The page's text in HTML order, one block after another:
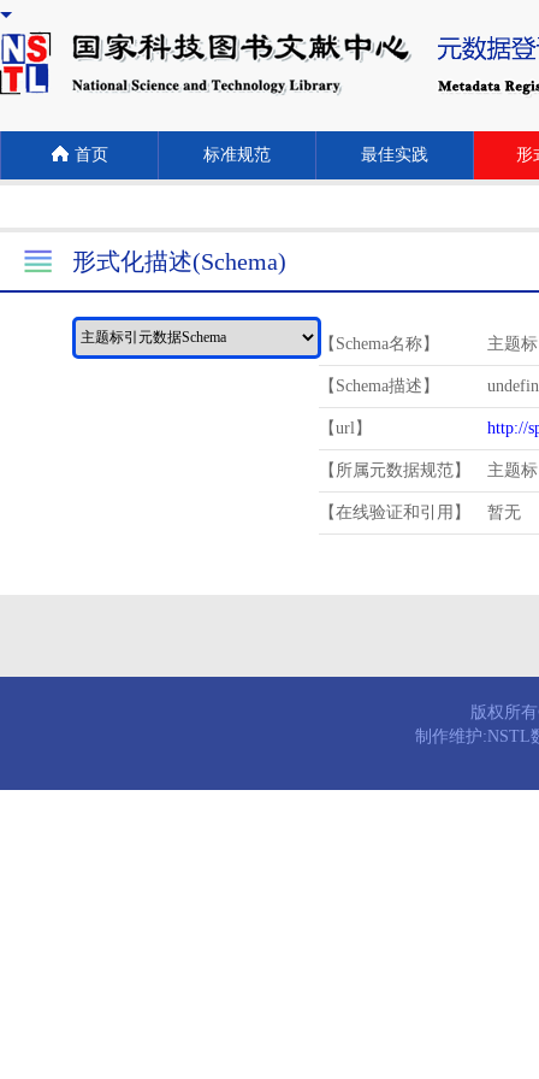
首页 标准规范 最佳实践 形
形式化描述(Schema)
【Schema名称】 主题
【Schema描述】
【url】 http://
【所属元数据规范】 主题
【在线验证和引用】 暂无
版权所
制作维护:NSTL